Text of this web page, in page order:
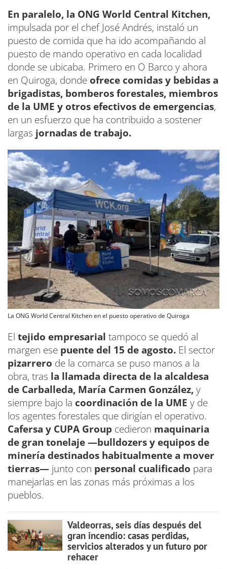
En paralelo, la ONG World Central Kitchen,
impulsada por el chef José Andrés, instaló un
puesto de comida que ha ido acompañando al
puesto de mando operativo en cada localidad
donde se ubicaba. Primero en O Barco y ahora
en Quiroga, donde ofrece comidas y bebidas a
brigadistas, bomberos forestales, miembros
de la UME y otros efectivos de emergencias,
en un esfuerzo que ha contribuido a sostener
largas jornadas de trabajo.
La ONG World Central Kitchen en el puesto operativo de Quiroga
El tejido empresarial tampoco se quedó al
margen ese puente del 15 de agosto. El sector
pizarrero de la comarca se puso manos a la
obra, tras la llamada directa de la alcaldesa
de Carballeda, María Carmen González,y
siempre bajo la coordinación de la UME y de
los agentes forestales que dirigían el operativo.
Cafersa y CUPA Group cedieron maquinaria
de gran tonelaje —bulldozers y equipos de
minería destinados habitualmente a mover
tierras— junto con personal cualificado para
manejarlas en las zonas más próximas a los
pueblos.
Valdeorras, seis días después del
gran incendio: casas perdidas,
servicios alterados y un futuro por
rehacer